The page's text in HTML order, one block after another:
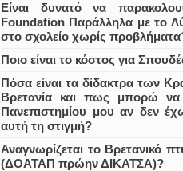
Είναι δυνατό να
Foundation Παράλληλα με το
στο σχολείο χωρίς
Ποιο είναι το κόστος για
Πόσα είναι τα δίδακτρα των
Βρετανία και πως μπορώ
Πανεπιστημίου μου αν δεν
αυτή τη στιγμή?
Αναγνωρίζεται το Βρετανικό
(ΔΟΑΤΑΠ πρώην ΔΙΚΑΤΣΑ)?